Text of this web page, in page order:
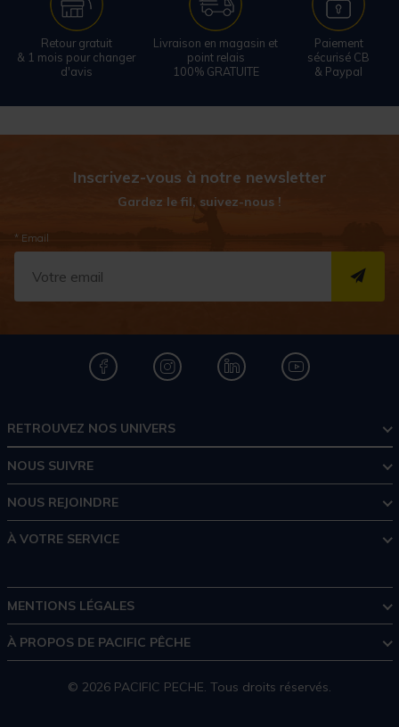
Retour gratuit
& 1 mois pour changer
d'avis
Livraison en magasin et
point relais
100% GRATUITE
Paiement
sécurisé CB
& Paypal
Inscrivez-vous à notre newsletter
Gardez le fil, suivez-nous !
* Email
RETROUVEZ NOS UNIVERS
NOUS SUIVRE
NOUS REJOINDRE
À VOTRE SERVICE
MENTIONS LÉGALES
À PROPOS DE PACIFIC PÊCHE
© 2026 PACIFIC PECHE. Tous droits réservés.